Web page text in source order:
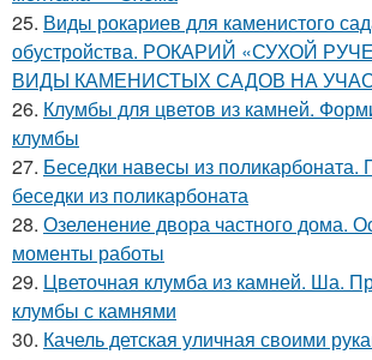
25. Виды рокариев для каменистого
обустройства. РОКАРИЙ «СУХОЙ
ВИДЫ КАМЕНИСТЫХ САДОВ НА
26. Клумбы для цветов из камней.
клумбы
27. Беседки навесы из
беседки из поликарбоната
28. Озеленение двора частного дома.
моменты работы
29. Цветочная клумба из камней. Ша.
клумбы с камнями
30. Качель детская уличная своими